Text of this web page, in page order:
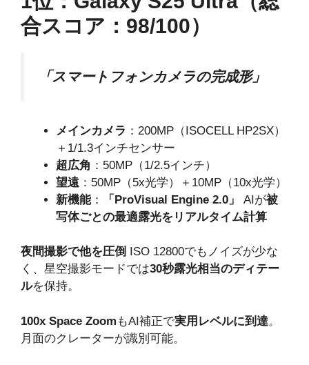
合スコア：98/100）
「スマートフォンカメラの完成形」
メインカメラ ：200MP（ISOCELL HP2SX）
＋1/1.3インチセンサー
超広角 ：50MP（1/2.5インチ）
望遠 ：50MP（5x光学）＋10MP（10x光学）
新機能： 「ProVisual Engine 2.0」 AIが被
写体ごとの最適露光をリアルタイム計算
夜間撮影で他を圧倒
ISO 12800でもノイズが少な
く、星空撮影モードでは30秒露光相当のディテー
ルを保持。
100x Space Zoom もAI補正で実用レベルに到達。
月面のクレーターが識別可能。